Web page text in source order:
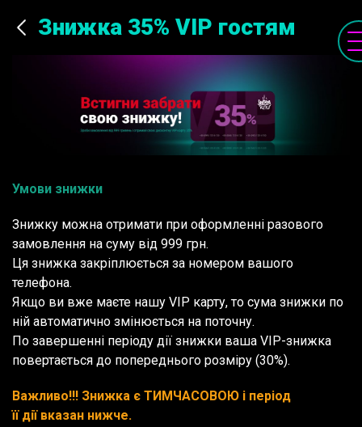
Знижка 35% VIP гостям
Умови знижки
Знижку можна отримати при оформленні разового
замовлення на суму від 999 грн.
Ця знижка закріплюється за номером вашого
телефона.
Якщо ви вже маєте нашу VIP карту, то сума знижки по
ній автоматично змінюється на поточну.
По завершенні періоду дії знижки ваша VIP-знижка
повертається до попереднього розміру (30%).
Важливо!!! Знижка є ТИМЧАСОВОЮ і період
її дії вказан нижче.